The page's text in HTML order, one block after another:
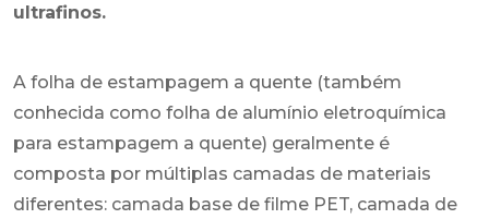
ultrafinos.
A folha de estampagem a quente (também
conhecida como folha de alumínio eletroquímica
para estampagem a quente) geralmente é
composta por múltiplas camadas de materiais
diferentes: camada base de filme PET, camada de